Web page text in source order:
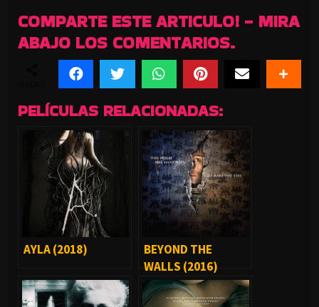
COMPARTE ESTE ARTICULO! - MIRA
ABAJO LOS COMENTARIOS.
PELÍCULAS RELACIONADAS:
AYLA (2018)
BEYOND THE
WALLS (2016)